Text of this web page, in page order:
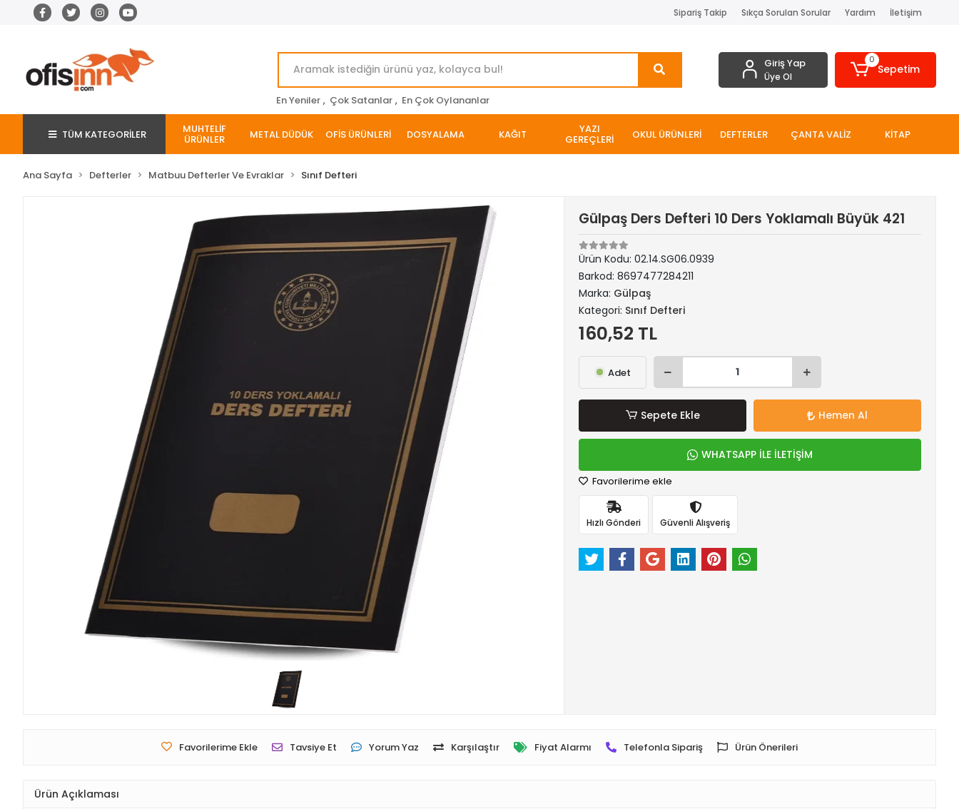
Sipariş Takip Sıkça Sorulan Sorular Yardım İletişim
En Yeniler , Çok Satanlar , En Çok Oylananlar
Giriş Yap
Üye Ol
0
Sepetim
TÜM KATEGORİLER MUHTELİF
ÜRÜNLER METAL DÜDÜK OFİS ÜRÜNLERİ DOSYALAMA KAĞIT YAZI
GEREÇLERİ OKUL ÜRÜNLERİ DEFTERLER ÇANTA VALİZ KİTAP
Ana Sayfa Defterler Matbuu Defterler Ve Evraklar Sınıf Defteri
Gülpaş Ders Defteri 10 Ders Yoklamalı Büyük 421
Ürün Kodu:02.14.SG06.0939
Barkod:8697477284211
Marka: Gülpaş
Kategori: Sınıf Defteri
160,52 TL
Adet
Sepete Ekle Hemen Al
WHATSAPP İLE İLETİŞİM
Favorilerime ekle
Hızlı Gönderi Güvenli Alışveriş
Favorilerime Ekle Tavsiye Et Yorum Yaz Karşılaştır Fiyat Alarmı Telefonla Sipariş Ürün Önerileri
Ürün Açıklaması